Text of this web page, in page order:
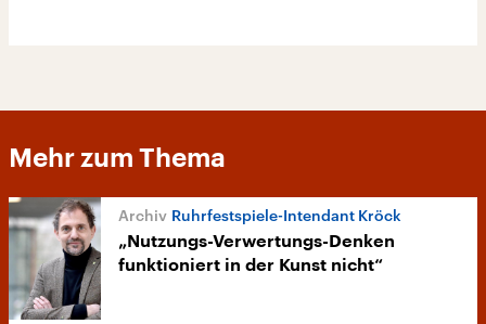
Mehr zum Thema
Ruhrfestspiele-Intendant Kröck
„Nutzungs-Verwertungs-Denken
funktioniert in der Kunst nicht“